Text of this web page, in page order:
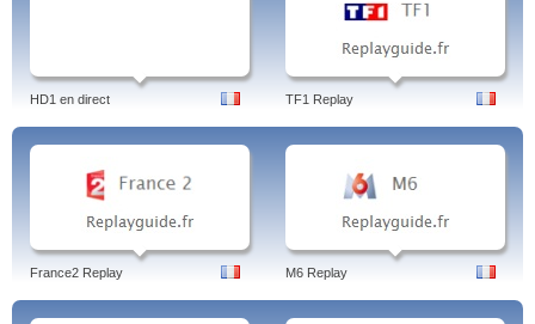
HD1 en direct TF1 Replay
France2 Replay M6 Replay